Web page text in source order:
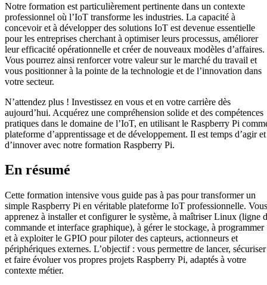
Notre formation est particulièrement pertinente dans un contexte
professionnel où l’IoT transforme les industries. La capacité à
concevoir et à développer des solutions IoT est devenue essentielle
pour les entreprises cherchant à optimiser leurs processus, améliorer
leur efficacité opérationnelle et créer de nouveaux modèles d’affaires.
Vous pourrez ainsi renforcer votre valeur sur le marché du travail et
vous positionner à la pointe de la technologie et de l’innovation dans
votre secteur.
N’attendez plus ! Investissez en vous et en votre carrière dès
aujourd’hui. Acquérez une compréhension solide et des compétences
pratiques dans le domaine de l’IoT, en utilisant le Raspberry Pi
plateforme d’apprentissage et de développement. Il est temps d’agir et
d’innover avec notre formation Raspberry Pi.
En résumé
Cette formation intensive vous guide pas à pas pour transformer un
simple Raspberry Pi en véritable plateforme IoT professionnelle. Vous
apprenez à installer et configurer le système, à maîtriser Linux (ligne
commande et interface graphique), à gérer le stockage, à programmer
et à exploiter le GPIO pour piloter des capteurs, actionneurs et
périphériques externes. L’objectif : vous permettre de lancer, sécuriser
et faire évoluer vos propres projets Raspberry Pi, adaptés à votre
contexte métier.